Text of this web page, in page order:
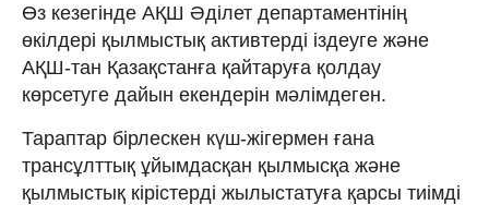
Өз кезегінде АҚШ Әділет департаментінің
өкілдері қылмыстық активтерді іздеуге және
АҚШ-тан Қазақстанға қайтаруға қолдау
көрсетуге дайын екендерін мәлімдеген.
Тараптар бірлескен күш-жігермен ғана
трансұлттық ұйымдасқан қылмысқа және
қылмыстық кірістерді жылыстатуға қарсы тиімді